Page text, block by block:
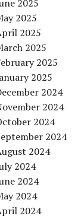
2025
2025
2025
2025
2025
2025
2024
2024
2024
2024
2024
2024
2024
2024
2024